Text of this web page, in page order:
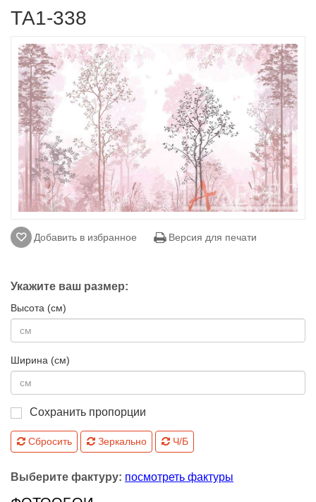
ТА1-338
Добавить в избранное Версия для печати
Укажите ваш размер:
Высота (см)
Ширина (см)
Сохранить пропорции
Сбросить Зеркально Ч/Б
Выберите фактуру: посмотреть фактуры